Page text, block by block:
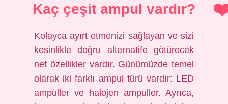
Kaç çeşit ampul vardır?
Kolayca ayırt etmenizi sağlayan ve sizi
kesinlikle doğru alternatife götürecek
net özellikler vardır. Günümüzde temel
olarak iki farklı ampul türü vardır: LED
ampuller ve halojen ampuller. Ayrıca,